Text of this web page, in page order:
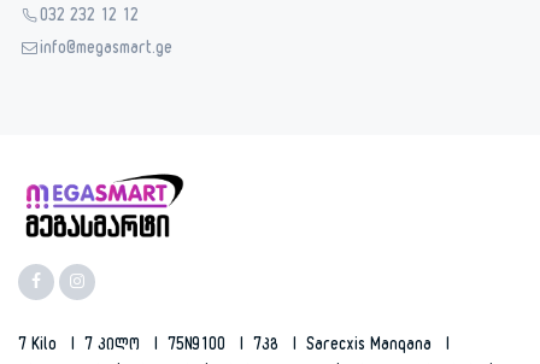
032 232 12 12
info@megasmart.ge
7 Kilo 7 Კილო 75N9100 7კგ
Sarecxis Manqana